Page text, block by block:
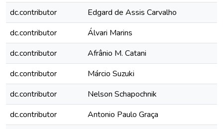
dc.contributor
Edgard de Assis Carvalho
dc.contributor
Álvari Marins
dc.contributor
Afrânio M. Catani
dc.contributor
Márcio Suzuki
dc.contributor
Nelson Schapochnik
dc.contributor
Antonio Paulo Graça